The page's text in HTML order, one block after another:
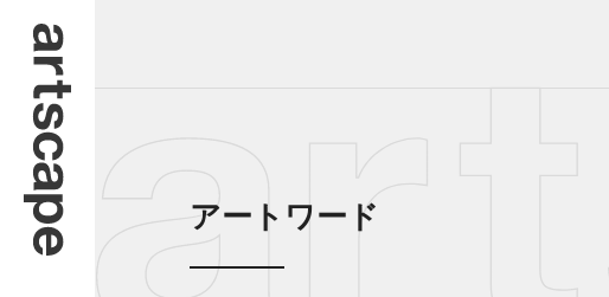
アートワード